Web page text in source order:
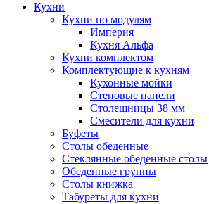
Кухни
Кухни по модулям
Империя
Кухня Альфа
Кухни комплектом
Комплектующие к кухням
Кухонные мойки
Стеновые панели
Столешницы 38 мм
Смесители для кухни
Буфеты
Столы обеденные
Стеклянные обеденные столы
Обеденные группы
Столы книжка
Табуреты для кухни